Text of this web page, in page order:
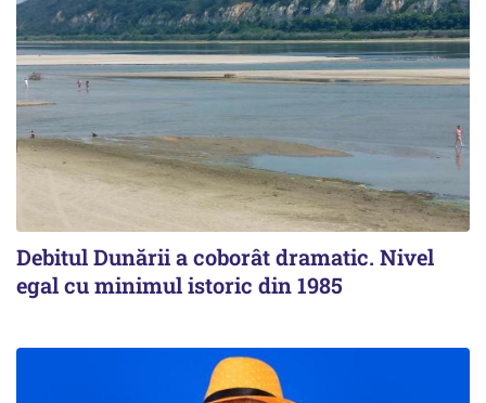
Debitul Dunării a coborât dramatic. Nivel
egal cu minimul istoric din 1985